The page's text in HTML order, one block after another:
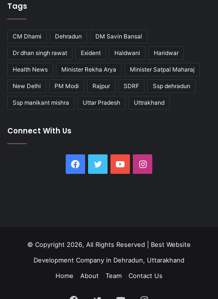
Tags
CM Dhami Dehradun DM Savin Bansal
Dr dhan singh rawat Exident Haldwani Haridwar
Health News Minister Rekha Arya Minister Satpal Maharaj
New Delhi PM Modi Rajpur SDRF Ssp dehradun
Ssp manikant mishra Uttar Pradesh Uttrakhand
Connect With Us
Facebook
Twitter YouTubeInstagram
© Copyright 2026, All Rights Reserved | Best Website
Development Company in Dehradun, Uttarakhand
Home
About Team Contact Us